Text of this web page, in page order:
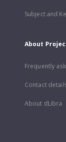
Subject and
About
Frequently
Contact
About dLibra